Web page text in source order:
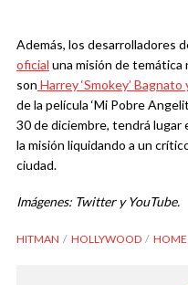
Además, los desarrolladores
oficial una misión de temática
son Harrey ‘Smokey’ Bagnato
de la película ‘Mi Pobre
30 de diciembre, tendrá lugar
la misión liquidando a un
ciudad.
Imágenes: Twitter y YouTube.
HITMAN HOLLYWOOD HOME